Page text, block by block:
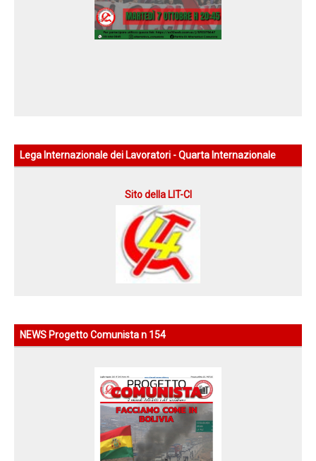
Lega Internazionale dei Lavoratori - Quarta Internazionale
Sito della LIT-CI
NEWS Progetto Comunista n 154